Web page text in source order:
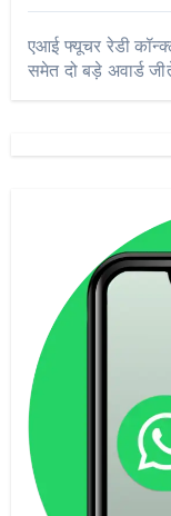
एआई फ्यूचर रेडी
समेत दो बड़े अवार्ड